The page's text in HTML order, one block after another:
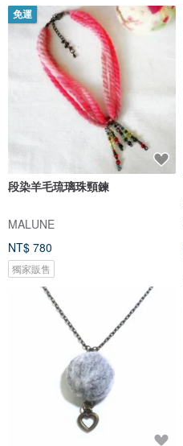
免運
段染羊毛琉璃珠頸鍊
MALUNE
NT$ 780
獨家販售